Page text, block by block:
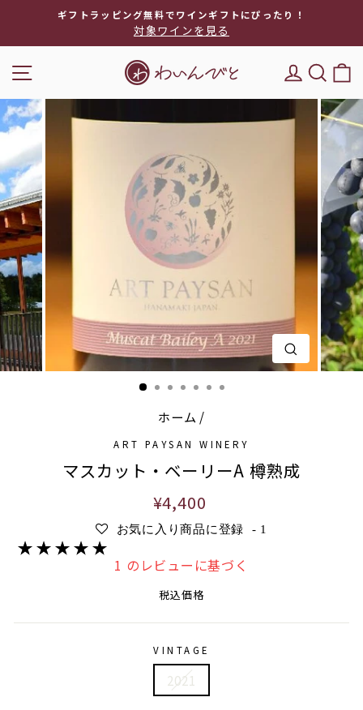
ス
イ
ョ
を
停
止
ギフトラッピング無料でワインギフトにぴったり！
対象ワインを見る
キー
閉じる
ホーム /
ART PAYSAN WINERY
マスカット・ベーリーA 樽熟成
通
価
¥4,400
お気に入り商品に登録 - 1
1 のレビューに基づく
税込価格
VINTAGE
2021